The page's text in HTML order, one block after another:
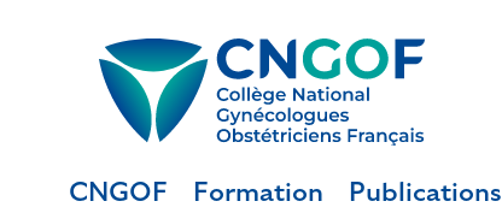
CNGOF Formation Publications